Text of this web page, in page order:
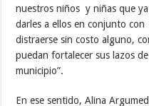
nuestros niños y niñas que
darles a ellos en conjunto
distraerse sin costo alguno,
puedan fortalecer sus lazos
municipio”.
En ese sentido, Alina